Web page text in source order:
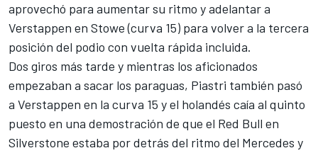
aprovechó para aumentar su ritmo y adelantar a
Verstappen en Stowe (curva 15) para volver a la tercera
posición del podio con vuelta rápida incluida.
Dos giros más tarde y mientras los aficionados
empezaban a sacar los paraguas, Piastri también pasó
a Verstappen en la curva 15 y el holandés caía al quinto
puesto en una demostración de que el Red Bull en
Silverstone estaba por detrás del ritmo del Mercedes y